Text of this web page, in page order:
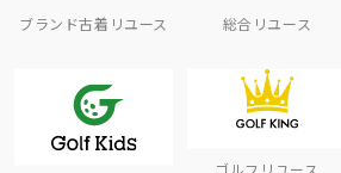
ブランド古着リユース 総合リユース